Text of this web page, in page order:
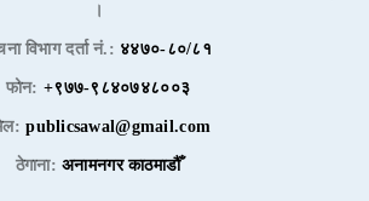
।
विभाग दर्ता नं.: ४४७०-८०/८१
फोन: +९७७-९८४०७४८००३
publicsawal@gmail.com
ठेगाना:अनामनगर काठमाडौँ